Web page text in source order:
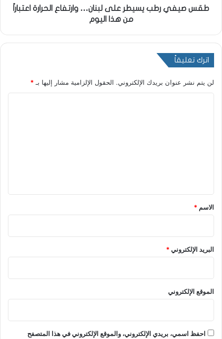
طقس صيفي رطب يسيطر على لبنان… وارتفاع الحرارة اعتباراً
من هذا اليوم
اترك تعليقاً
لن يتم نشر عنوان بريدك الإلكتروني. الحقول الإلزامية مشار إليها بـ *
*
الاسم *
البريد الإلكتروني*
الموقع الإلكتروني
احفظ اسمي، بريدي الإلكتروني، والموقع الإلكتروني في هذا المتصفح